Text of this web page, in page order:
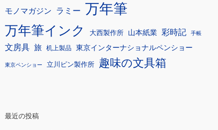
モノマガジン ラミー 万年筆
万年筆インク 大西製作所 山本紙業 彩時記 手帳
文房具 旅 机上製品 東京インターナショナルペンショー
東京ペンショー 立川ピン製作所 趣味の文具箱
最近の投稿